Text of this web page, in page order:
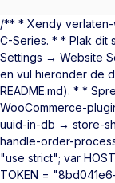
/** * Xendy
C-Series. * * Plak dit
Settings → Website
en vul hieronder de
README.md). * *
WooCommerce-
uuid-in-db → store-
handle-order-
"use strict"; var
TOKEN =